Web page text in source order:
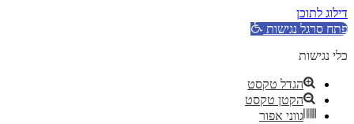
דילוג לתוכן
פתח סרגל נגישות
כלי נגישות
הגדל טקסט
הקטן טקסט
גווני אפור